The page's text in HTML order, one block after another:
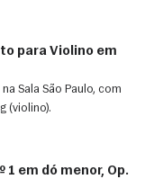
para Violino em
Sala São Paulo, com
(violino).
em dó menor, Op.